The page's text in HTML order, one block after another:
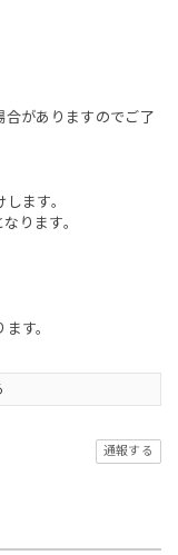
合がありますのでご了
ます。
ります。
す。
通報する